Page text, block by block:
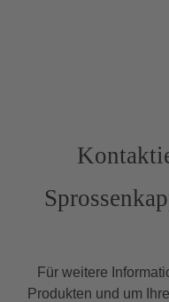
Für weitere
Produkten und um